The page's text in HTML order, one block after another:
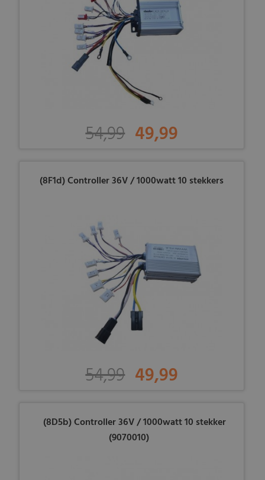
54,99 49,99
(8F1d) Controller 36V / 1000watt 10 stekkers
54,99 49,99
(8D5b) Controller 36V / 1000watt 10 stekker
(9070010)